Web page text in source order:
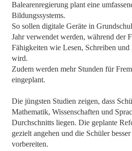
Balearenregierung plant eine
Bildungssystems.
So sollen digitale Geräte in
Jahr verwendet werden, während der
Fähigkeiten wie Lesen, Schreiben
wird.
Zudem werden mehr Stunden für
eingeplant.
Die jüngsten Studien zeigen, dass
Mathematik, Wissenschaften und
Durchschnitts liegen. Die geplante
gezielt angehen und die Schüler
vorbereiten.